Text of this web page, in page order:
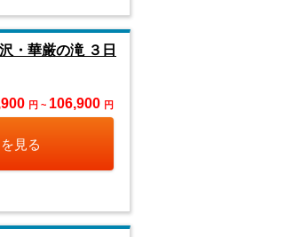
・華厳の滝 ３日
円 ~ 106,900 円
見る